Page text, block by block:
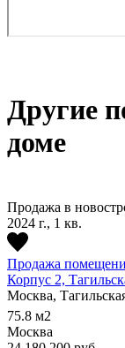
Другие
доме
Продажа в
2024 г., 1 кв.
Продажа
Корпус 2,
Москва,
75.8 м2
Москва